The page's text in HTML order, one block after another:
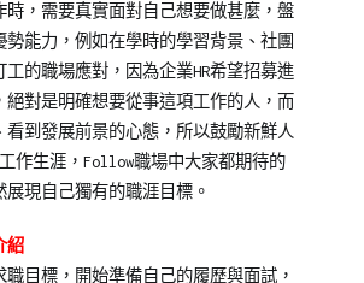
時，需要真實面對自己想要做甚麼，盤
勢能力，例如在學時的學習背景、社團
的職場應對，因為企業HR希望招募進
絕對是明確想要從事這項工作的人，而
看到發展前景的心態，所以鼓勵新鮮人
作生涯，Follow職場中大家都期待的
展現自己獨有的職涯目標。
紹
職目標，開始準備自己的履歷與面試，